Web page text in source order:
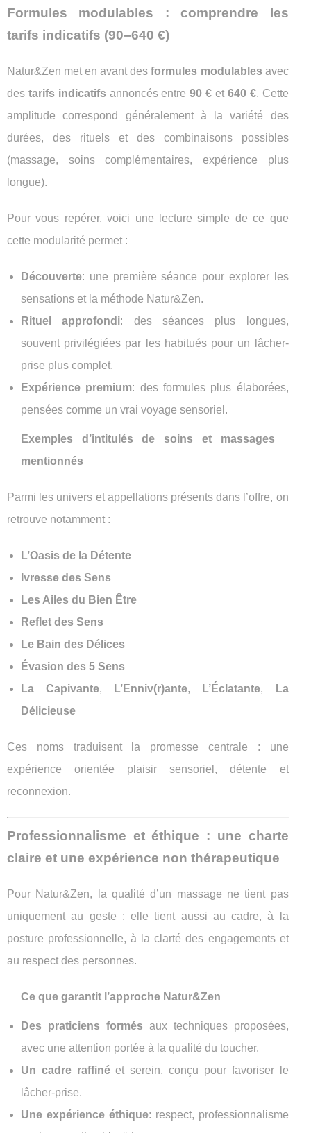
Formules modulables : comprendre les
tarifs indicatifs (90–640 €)
Natur&Zen met en avant desformules modulables avec
des tarifs indicatifs annoncés entre90 € et 640 €. Cette
amplitude correspond généralement à la variété des
durées, des rituels et des combinaisons possibles
(massage, soins complémentaires, expérience plus
longue).
Pour vous repérer, voici une lecture simple de ce que
cette modularité permet :
Découverte: une première séance pour explorer les
sensations et la méthode Natur&Zen.
Rituel approfondi: des séances plus longues,
souvent privilégiées par les habitués pour un lâcher-
prise plus complet.
Expérience premium: des formules plus élaborées,
pensées comme un vrai voyage sensoriel.
Exemples d’intitulés de soins et massages
mentionnés
Parmi les univers et appellations présents dans l’offre, on
retrouve notamment :
L’Oasis de la Détente
Ivresse des Sens
Les Ailes du Bien Être
Reflet des Sens
Le Bain des Délices
Évasion des 5 Sens
La Capivante, L’Enniv(r)ante, L’Éclatante,
La
Délicieuse
Ces noms traduisent la promesse centrale : une
expérience orientée plaisir sensoriel, détente et
reconnexion.
Professionnalisme et éthique : une charte
claire et une expérience non thérapeutique
Pour Natur&Zen, la qualité d’un massage ne tient pas
uniquement au geste : elle tient aussi au cadre, à la
posture professionnelle, à la clarté des engagements et
au respect des personnes.
Ce que garantit l’approche Natur&Zen
Des praticiens formés aux techniques proposées,
avec une attention portée à la qualité du toucher.
Un cadre raffinéet serein, conçu pour favoriser le
lâcher-prise.
Une expérience éthique: respect, professionnalisme